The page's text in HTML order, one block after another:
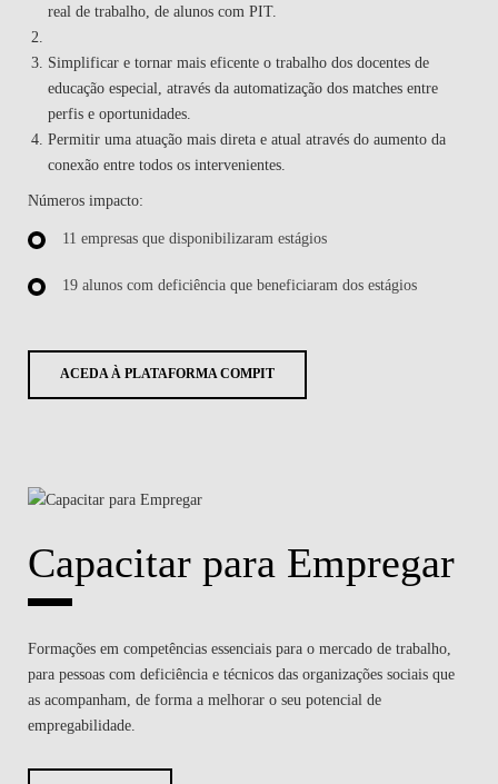
real de trabalho, de alunos com PIT.
Simplificar e tornar mais eficente o trabalho dos docentes de
educação especial, através da automatização dos matches entre
perfis e oportunidades.
Permitir uma atuação mais direta e atual através do aumento da
conexão entre todos os intervenientes.
Números impacto:
11 empresas que disponibilizaram estágios
19 alunos com deficiência que beneficiaram dos estágios
ACEDA À PLATAFORMA COMPIT
Capacitar para Empregar
Formações em competências essenciais para o mercado de trabalho,
para pessoas com deficiência e técnicos das organizações sociais que
as acompanham, de forma a melhorar o seu potencial de
empregabilidade.